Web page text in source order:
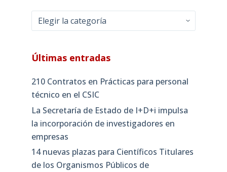
Categorías
Últimas entradas
210 Contratos en Prácticas para personal
técnico en el CSIC
La Secretaría de Estado de I+D+i impulsa
la incorporación de investigadores en
empresas
14 nuevas plazas para Científicos Titulares
de los Organismos Públicos de